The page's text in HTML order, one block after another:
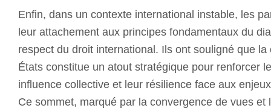
Enfin, dans un contexte international instable, les
leur attachement aux principes fondamentaux du
respect du droit international. Ils ont souligné que
États constitue un atout stratégique pour renforcer
influence collective et leur résilience face aux
Ce sommet, marqué par la convergence de vues et